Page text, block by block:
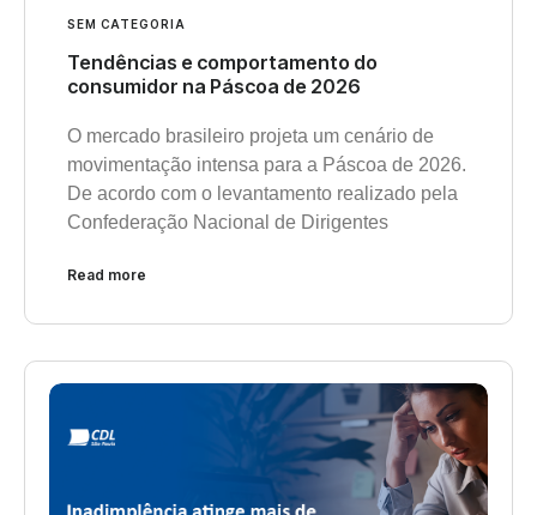
SEM CATEGORIA
Tendências e comportamento do
consumidor na Páscoa de 2026
O mercado brasileiro projeta um cenário de
movimentação intensa para a Páscoa de 2026.
De acordo com o levantamento realizado pela
Confederação Nacional de Dirigentes
Read more